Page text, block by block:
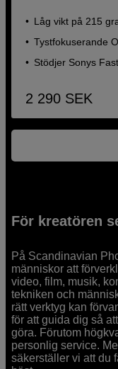
Låg vikt på 215
Tystfokuserande
Stödjer Sonys
2 290 SEK
För kreatören
På Scandinavian
människor att
video, film, musik,
tekniken och
rätt verktyg kan
för att guida dig så
göra. Förutom
personlig service.
säkerställer vi att du